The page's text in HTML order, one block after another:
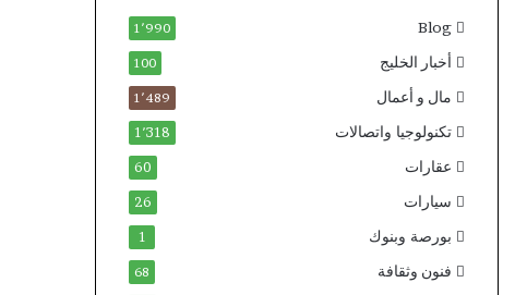
Blog 1٬990
أخبار الخليج 100
مال و أعمال 1٬489
تكنولوجيا واتصالات 1٬318
عقارات 60
سيارات 26
بورصة وبنوك 1
فنون وثقافة 68